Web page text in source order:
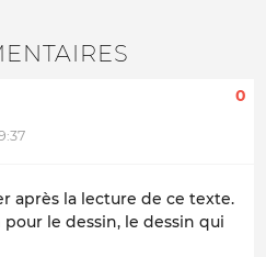
0
après la lecture de ce texte.
le dessin, le dessin qui